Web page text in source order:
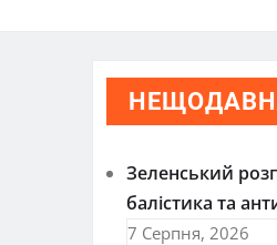
Зеленський
балістика та
7 Серпня, 2026